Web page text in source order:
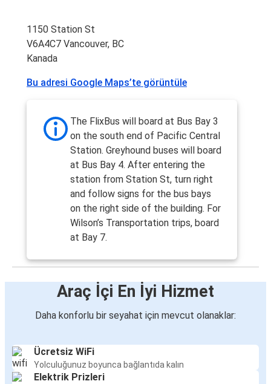
1150 Station St
V6A4C7 Vancouver, BC
Kanada
Bu adresi Google Maps’te görüntüle
The FlixBus will board at Bus Bay 3
on the south end of Pacific Central
Station. Greyhound buses will board
at Bus Bay 4. After entering the
station from Station St, turn right
and follow signs for the bus bays
on the right side of the building. For
Wilson’s Transportation trips, board
at Bay 7.
Araç İçi En İyi Hizmet
Daha konforlu bir seyahat için mevcut olanaklar:
Ücretsiz WiFi
Yolculuğunuz boyunca bağlantıda kalın
Elektrik Prizleri